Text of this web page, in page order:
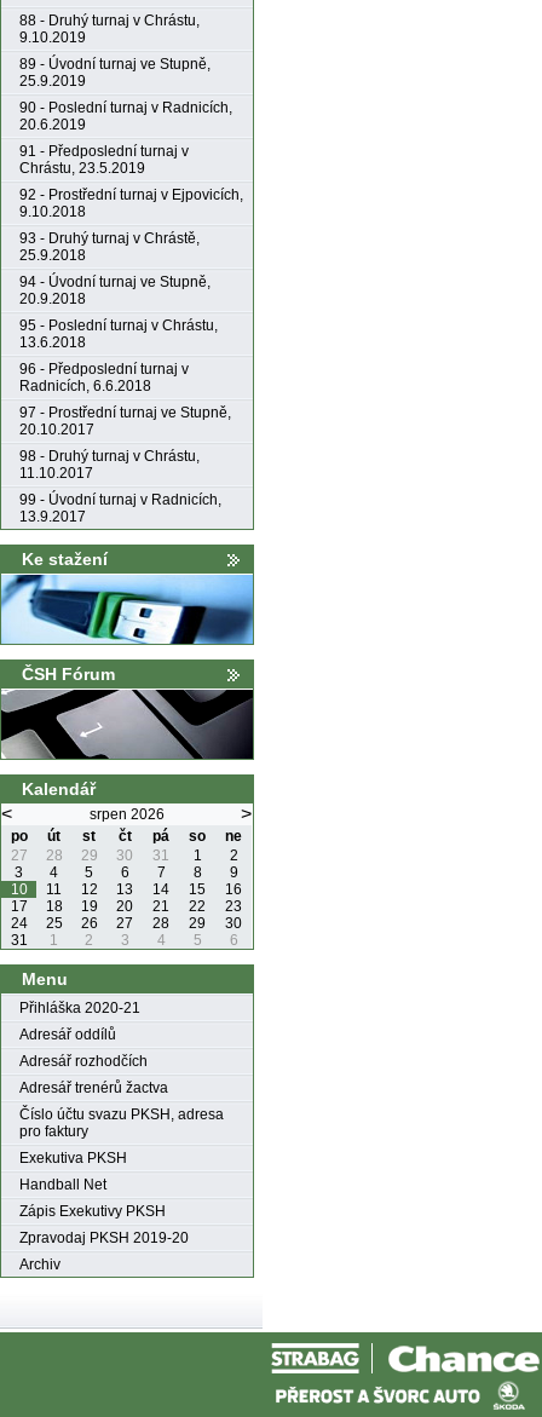
88 - Druhý turnaj v Chrástu,
9.10.2019
89 - Úvodní turnaj ve Stupně,
25.9.2019
90 - Poslední turnaj v Radnicích,
20.6.2019
91 - Předposlední turnaj v
Chrástu, 23.5.2019
92 - Prostřední turnaj v Ejpovicích,
9.10.2018
93 - Druhý turnaj v Chrástě,
25.9.2018
94 - Úvodní turnaj ve Stupně,
20.9.2018
95 - Poslední turnaj v Chrástu,
13.6.2018
96 - Předposlední turnaj v
Radnicích, 6.6.2018
97 - Prostřední turnaj ve Stupně,
20.10.2017
98 - Druhý turnaj v Chrástu,
11.10.2017
99 - Úvodní turnaj v Radnicích,
13.9.2017
Ke stažení
ČSH Fórum
Kalendář
< srpen 2026 >
po út st čt pá so
ne
27
28 29 30 31 1
2
3
4 5 6 7 8
9
10
11 12 13 14 15
16
17
18 19 20 21 22
23
24
25 26 27 28 29
30
31
1 2 3 4 5 6
Menu
Přihláška 2020-21
Adresář oddílů
Adresář rozhodčích
Adresář trenérů žactva
Číslo účtu svazu PKSH, adresa
pro faktury
Exekutiva PKSH
Handball Net
Zápis Exekutivy PKSH
Zpravodaj PKSH 2019-20
Archiv